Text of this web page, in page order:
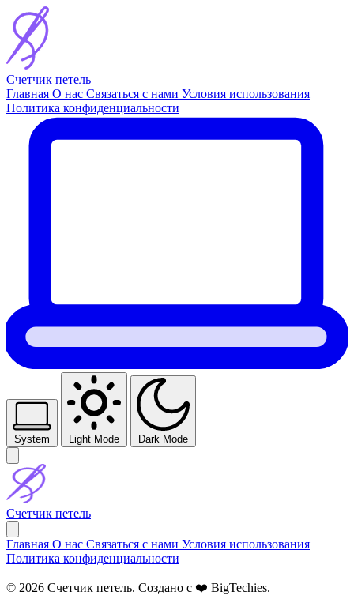
Счетчик петель
Главная О нас Связаться с нами Условия использования
Политика конфиденциальности
System Light Mode Dark Mode
Счетчик петель
Главная О нас Связаться с нами Условия использования
Политика конфиденциальности
© 2026 Счетчик петель. Создано с ❤️ BigTechies.